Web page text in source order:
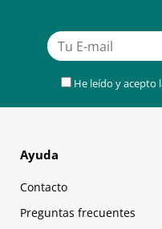
He leído y acepto
Ayuda
Contacto
Preguntas frecuentes